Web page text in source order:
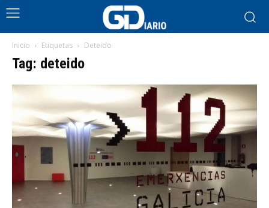
Inicio Etiquetas Deteido
Tag: deteido